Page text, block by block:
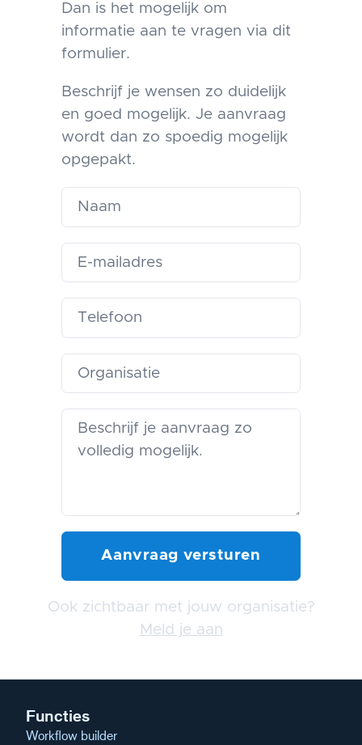
Dan is het mogelijk om
informatie aan te vragen via dit
formulier.
Beschrijf je wensen zo duidelijk
en goed mogelijk. Je aanvraag
wordt dan zo spoedig mogelijk
opgepakt.
Ook zichtbaar met jouw organisatie?
Meld je aan
Functies
Workflow builder